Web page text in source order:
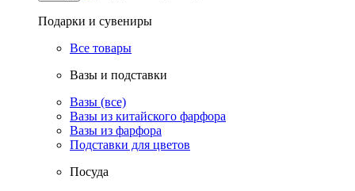
Подарки и сувениры
Все товары
Вазы и подставки
Вазы (все)
Вазы из китайского фарфора
Вазы из фарфора
Подставки для цветов
Посуда